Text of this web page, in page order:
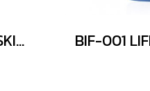
BIW-008 BRIGHT SKIN REFINE HYDRO SERUM